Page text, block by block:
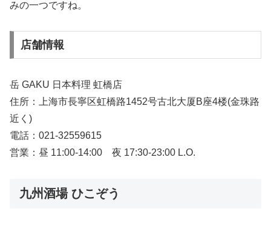
みの一つですね。
店舗情報
岳 GAKU 日本料理 虹橋店
住所：上海市長寧区虹橋路1452号古北大厦B座4楼(金珠路
近く)
電話：021-32559615
営業：昼 11:00-14:00 夜 17:30-23:00 L.O.
九州酒場 ひこぞう